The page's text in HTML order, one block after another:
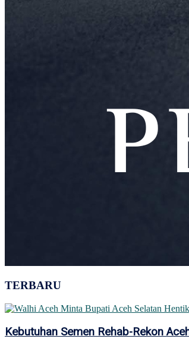
TERBARU
Kebutuhan Semen Rehab-Rekon